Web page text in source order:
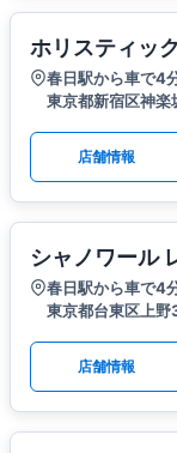
ホリスティッ
春日駅から車で4
東京都新宿区神
店舗情報
シャノワール
春日駅から車で4
東京都台東区上
店舗情報